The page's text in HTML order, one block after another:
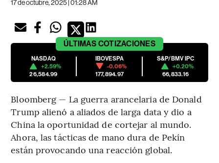
17 de octubre, 2025 | 01:28 AM
ÚLTIMAS COTIZACIONES
NASDAQ
+2.59%
26,584.99
IBOVESPA
-0.06%
177,894.97
S&P/BMV IPC
+0.20%
66,833.16
Bloomberg — La guerra arancelaria de Donald
Trump alienó a aliados de larga data y dio a
China la oportunidad de cortejar al mundo.
Ahora, las tácticas de mano dura de Pekín
están provocando una reacción global.